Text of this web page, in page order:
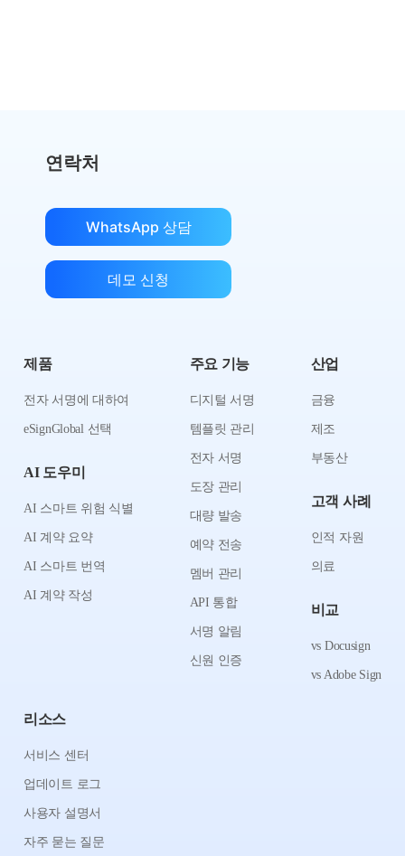
연락처
WhatsApp 상담
데모 신청
제품
전자 서명에 대하여
eSignGlobal 선택
AI 도우미
AI 스마트 위험 식별
AI 계약 요약
AI 스마트 번역
AI 계약 작성
주요 기능
디지털 서명
템플릿 관리
전자 서명
도장 관리
대량 발송
예약 전송
멤버 관리
API 통합
서명 알림
신원 인증
산업
금융
제조
부동산
고객 사례
인적 자원
의료
비교
vs Docusign
vs Adobe Sign
리소스
서비스 센터
업데이트 로그
사용자 설명서
자주 묻는 질문